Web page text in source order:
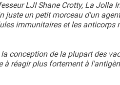
LJI Shane Crotty, La Jolla
un petit morceau d'un
immunitaires et les anticorps
conception de la plupart des
réagir plus fortement à